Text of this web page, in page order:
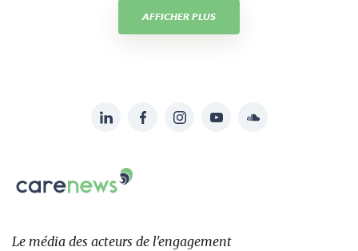
AFFICHER PLUS
sur:
LinkedInFacebookInstagramYouTubeSoundcloud
Carenews,
Le
des
Le média des acteurs de l'engagement